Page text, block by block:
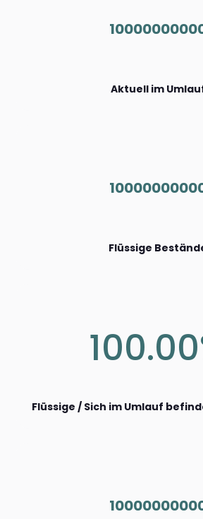
Aktuell im
Flüssige
Flüssige / Sich im Umlauf